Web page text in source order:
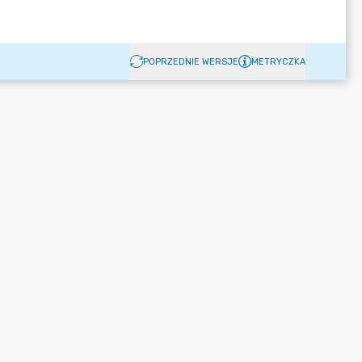
POPRZEDNIE WERSJE METRYCZKA